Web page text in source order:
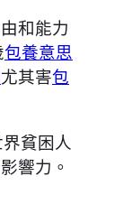
和能力
包養意思
尤其害包
貧困人
響力。